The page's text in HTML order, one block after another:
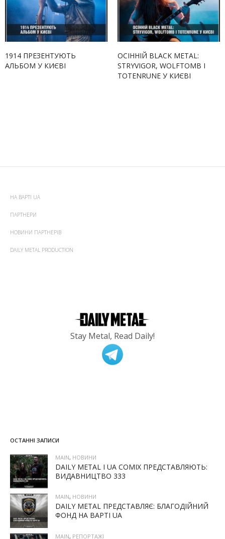
1914 ПРЕЗЕНТУЮТЬ
АЛЬБОМ У КИЄВІ
ОСІННІЙ BLACK METAL:
STRYVIGOR, WOLFTOMB І
TOTENRUNE У КИЄВІ
НА ВАРТІ UA
ПАРТНЕРИ
НОВИНИ ПАРТНЕРІВ
DAILY METAL PRODUCTION
Stay Metal, Read Daily!
ОСТАННІ ЗАПИСИ
MAIN, НОВИНИ
DAILY METAL І UA COMIX ПРЕДСТАВЛЯЮТЬ:
ВИДАВНИЦТВО 333
MAIN, НОВИНИ
DAILY METAL ПРЕДСТАВЛЯЄ: БЛАГОДІЙНИЙ
ФОНД НА ВАРТІ UA
MAIN, РЕПОРТАЖІ